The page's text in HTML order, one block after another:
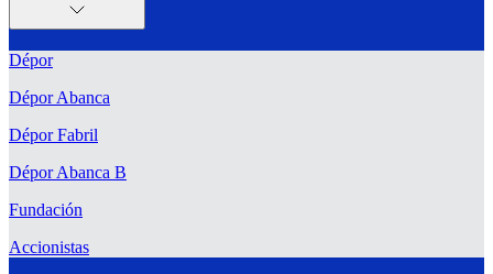
Dépor
Dépor Abanca
Dépor Fabril
Dépor Abanca B
Fundación
Accionistas